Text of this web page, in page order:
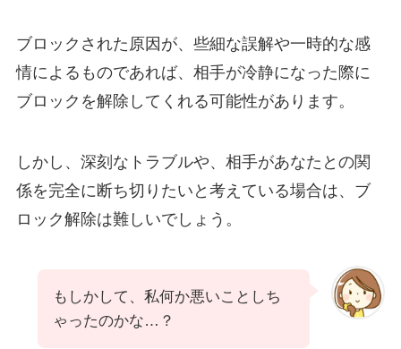
ブロックされた原因が、些細な誤解や一時的な感
情によるものであれば、相手が冷静になった際に
ブロックを解除してくれる可能性があります。
しかし、深刻なトラブルや、相手があなたとの関
係を完全に断ち切りたいと考えている場合は、ブ
ロック解除は難しいでしょう。
もしかして、私何か悪いことしち
ゃったのかな…？